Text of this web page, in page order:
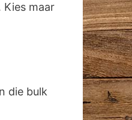
maar
die bulk